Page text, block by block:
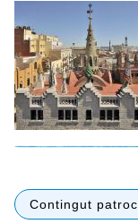
Contingut